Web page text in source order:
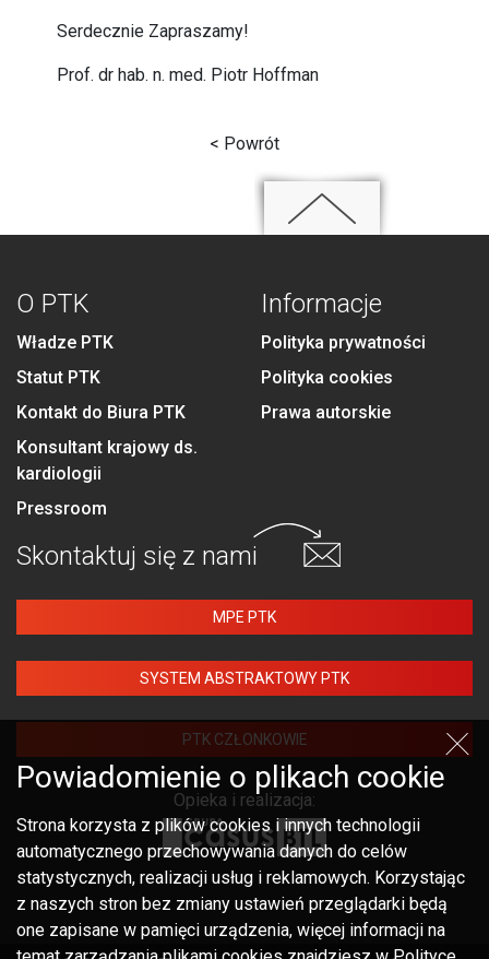
Serdecznie Zapraszamy!
Prof. dr hab. n. med. Piotr Hoffman
< Powrót
O PTK
Władze PTK
Statut PTK
Kontakt do Biura PTK
Konsultant krajowy ds.
kardiologii
Pressroom
Informacje
Polityka prywatności
Polityka cookies
Prawa autorskie
Skontaktuj się z nami
MPE PTK
SYSTEM ABSTRAKTOWY PTK
PTK CZŁONKOWIE
Opieka i realizacja:
Powiadomienie o plikach cookie
Strona korzysta z plików cookies i innych technologii
automatycznego przechowywania danych do celów
statystycznych, realizacji usług i reklamowych. Korzystając
z naszych stron bez zmiany ustawień przeglądarki będą
one zapisane w pamięci urządzenia, więcej informacji na